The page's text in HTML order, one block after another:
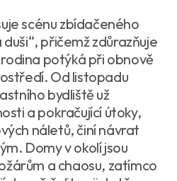
scénu zbídačeného
přičemž zdůrazňuje
potýká při obnově
Od listopadu
bydliště už
a pokračující útoky,
náletů, činí návrat
Domy v okolí jsou
a chaosu, zatímco